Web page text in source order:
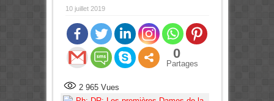
10 juillet 2019
0
Partages
2 965Vues